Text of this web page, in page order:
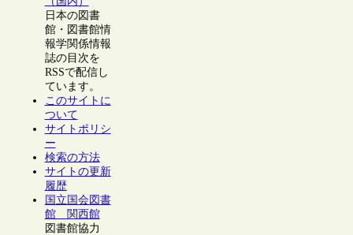
日本の図書
館・図書館情
報学関係情報
誌の目次を
RSSで配信し
ています。
このサイトに
ついて
サイトポリシ
ー
検索の方法
サイトの更新
履歴
国立国会図書
館 関西館
図書館協力